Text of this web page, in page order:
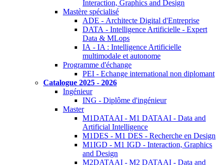
Interaction, Graphics and Design
Mastère spécialisé
ADE - Architecte Digital d'Entreprise
DATA - Intelligence Artificielle - Expert
Data & MLops
IA - IA : Intelligence Artificielle
multimodale et autonome
Programme d'échange
PEI - Echange international non diplomant
Catalogue 2025 - 2026
Ingénieur
ING - Diplôme d'ingénieur
Master
M1DATAAI - M1 DATAAI - Data and
Artificial Intelligence
M1DES - M1 DES - Recherche en Design
M1IGD - M1 IGD - Interaction, Graphics
and Design
M2DATAAI - M2 DATAAI - Data and